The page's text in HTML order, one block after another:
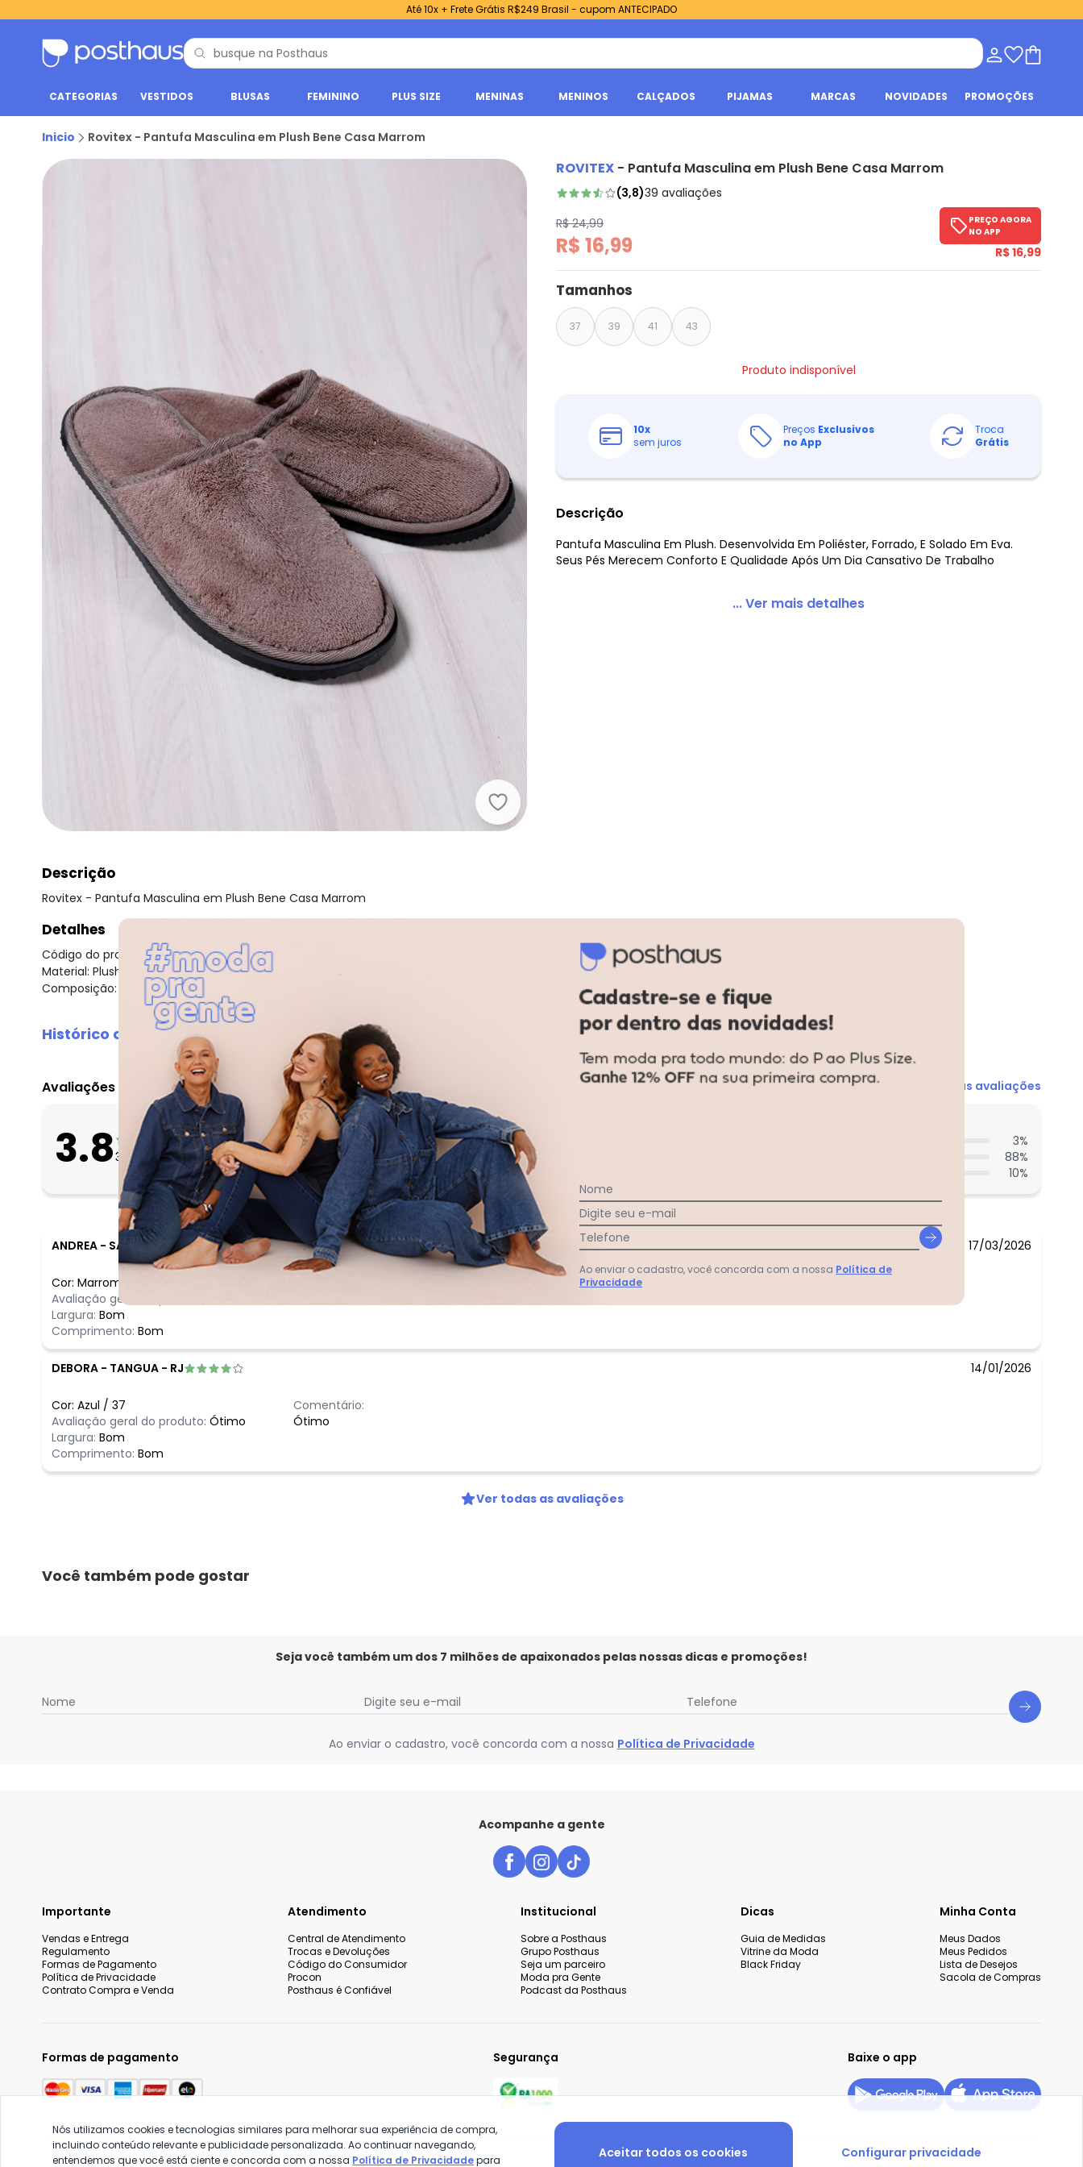
Até 10x + Frete Grátis R$249 Brasil - cupom ANTECIPADO
CATEGORIAS VESTIDOS BLUSAS FEMININO PLUS SIZE MENINAS MENINOS CALÇADOS PIJAMAS MARCAS NOVIDADES PROMOÇÕES
Inicio Rovitex - Pantufa Masculina em Plush Bene Casa Marrom
Rovitex - Pantufa Masculina em Plush Bene Casa Marrom
ROVITEX - Pantufa Masculina em Plush Bene Casa Marrom
(3,8)39 avaliações
R$ 24,99
R$ 16,99
PREÇO AGORA
NO APP
R$ 16,99
Tamanhos
37 39 41 43
Produto indisponível
10x
sem juros
Preços Exclusivos
no App
Troca
Grátis
Descrição
Pantufa Masculina Em Plush. Desenvolvida Em Poliéster, Forrado, E Solado Em Eva.
Seus Pés Merecem Conforto E Qualidade Após Um Dia Cansativo De Trabalho
... Ver mais detalhes
Descrição
Rovitex - Pantufa Masculina em Plush Bene Casa Marrom
Detalhes
Código do produto: 6593004
Material: Plush
Composição: Tecido
Histórico de preços
O preço apresentado abaixo é o menor oferecido em algum dia do mês, para o menor tamanho disponível.
agosto/2026
N/D*
maio/2026 N/D*
abril/2026 N/D*
R$ 16,99
fevereiro/2026 N/D*
Avaliações Ver todas as avaliações
3.839 avaliações
O que as clientes acharam da largura?
Apertado
Bom
Folgado
3%
88%
10%
ANDREA - SAO PAULO - SP 17/03/2026
Cor: Marrom
Avaliação geral do produto:
Largura: Bom
Comprimento: Bom
DEBORA - TANGUA - RJ 14/01/2026
Cor: Azul / 37
Avaliação geral do produto: Ótimo
Largura: Bom
Comprimento: Bom
Comentário:
Ótimo
Ver todas as avaliações
Você também pode gostar
Seja você também um dos 7 milhões de apaixonados pelas nossas dicas e promoções!
Nome Digite seu e-mail Telefone
Ao enviar o cadastro, você concorda com a nossa Política de Privacidade
Acompanhe a gente
Importante
Vendas e Entrega
Regulamento
Formas de Pagamento
Política de Privacidade
Contrato Compra e Venda
Atendimento
Central de Atendimento
Trocas e Devoluções
Código do Consumidor
Procon
Posthaus é Confiável
Institucional
Sobre a Posthaus
Grupo Posthaus
Seja um parceiro
Moda pra Gente
Podcast da Posthaus
Dicas
Guia de Medidas
Vitrine da Moda
Black Friday
Minha Conta
Meus Dados
Meus Pedidos
Lista de Desejos
Sacola de Compras
Formas de pagamento Segurança Baixe o app
Nome
Digite seu e-mail
Telefone
Ao enviar o cadastro, você concorda com a nossa Política de
Privacidade
Nós utilizamos cookies e tecnologias similares para melhorar sua experiência de compra,
incluindo conteúdo relevante e publicidade personalizada. Ao continuar navegando,
entendemos que você está ciente e concorda com a nossa Política de Privacidadepara Aceitar todos os cookies Configurar privacidade